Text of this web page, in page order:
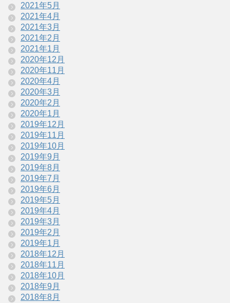
2021年5月
2021年4月
2021年3月
2021年2月
2021年1月
2020年12月
2020年11月
2020年4月
2020年3月
2020年2月
2020年1月
2019年12月
2019年11月
2019年10月
2019年9月
2019年8月
2019年7月
2019年6月
2019年5月
2019年4月
2019年3月
2019年2月
2019年1月
2018年12月
2018年11月
2018年10月
2018年9月
2018年8月